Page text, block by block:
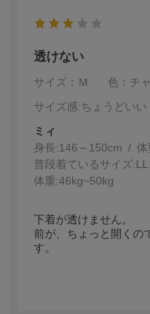
透けない
サイズ：Ｍ
色：チ
サイズ感:ちょうどいい
ミィ
身長:146～150cm 体
普段着ているサイズ:LL
体重:46kg~50kg
下着が透けません。
前が、ちょっと開くの
す。